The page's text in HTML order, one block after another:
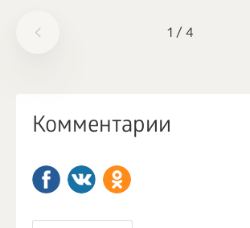
1 / 4
Комментарии